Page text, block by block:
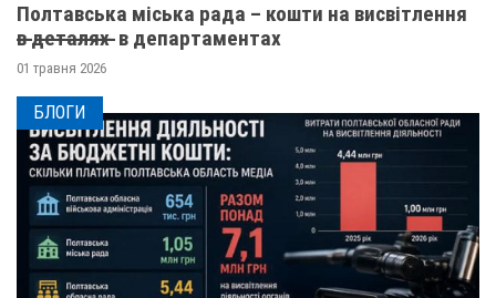
Полтавська міська рада – кошти на висвітлення
в̶ ̶д̶е̶т̶а̶л̶я̶х̶ ̶ в департаментах
01 травня 2026
БЛОГИ